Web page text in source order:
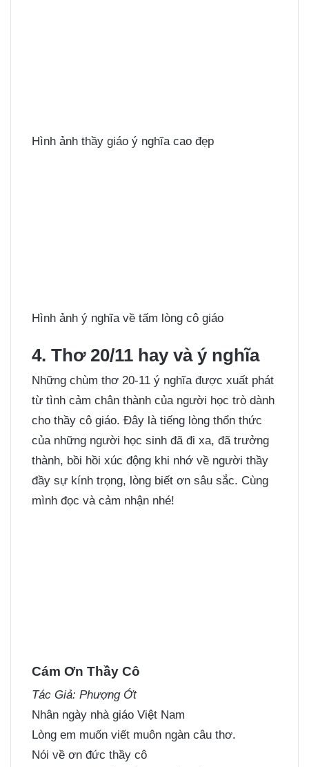
Hình ảnh thầy giáo ý nghĩa cao đẹp
Hình ảnh ý nghĩa về tấm lòng cô giáo
4. Thơ 20/11 hay và ý nghĩa
Những chùm thơ 20-11 ý nghĩa được xuất phát
từ tình cảm chân thành của người học trò dành
cho thầy cô giáo. Đây là tiếng lòng thổn thức
của những người học sinh đã đi xa, đã trưởng
thành, bồi hồi xúc động khi nhớ về người thầy
đầy sự kính trọng, lòng biết ơn sâu sắc. Cùng
mình đọc và cảm nhận nhé!
Cám Ơn Thầy Cô
Tác Giả: Phượng Ớt
Nhân ngày nhà giáo Việt Nam
Lòng em muốn viết muôn ngàn câu thơ.
Nói về ơn đức thầy cô